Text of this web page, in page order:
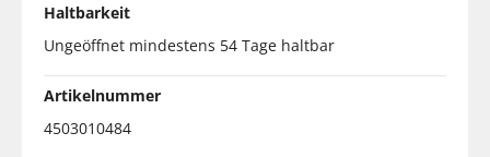
Haltbarkeit
Ungeöffnet mindestens 54 Tage haltbar
Artikelnummer
4503010484